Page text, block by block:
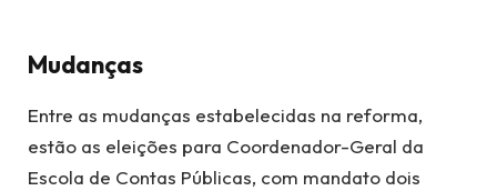
Mudanças
Entre as mudanças estabelecidas na reforma,
estão as eleições para Coordenador-Geral da
Escola de Contas Públicas, com mandato dois